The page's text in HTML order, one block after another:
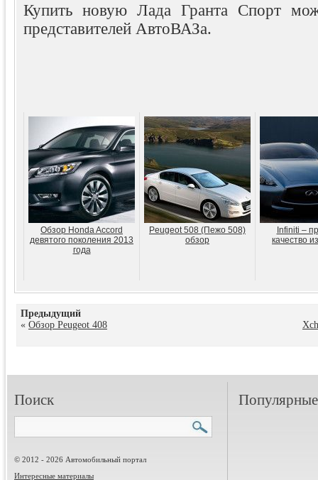
Купить новую Лада Гранта Спорт
представителей АвтоВАЗа.
Обзор Honda Accord
девятого поколения 2013
года
Peugeot 508 (Пежо 508)
обзор
Infiniti –
качество
Предыдущий
« Обзор Peugeot 408
Поиск
© 2012 - 2026 Автомобильный портал
Интересные материалы
Популярные